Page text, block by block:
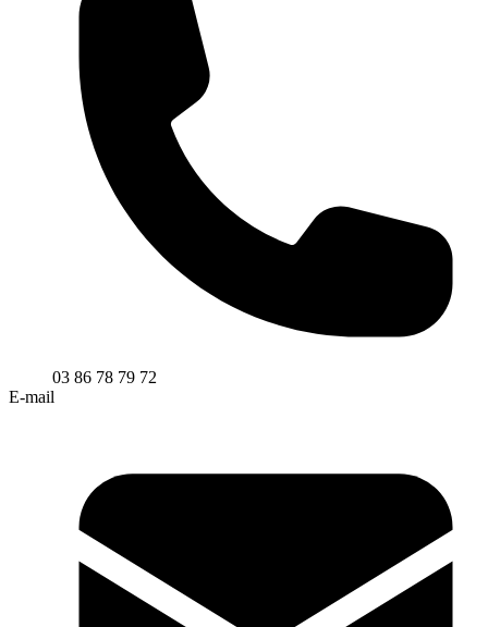
03 86 78 79 72
E-mail